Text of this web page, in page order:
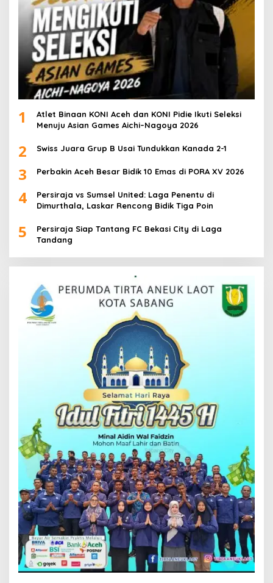
1
Atlet Binaan KONI Aceh dan KONI Pidie Ikuti Seleksi
Menuju Asian Games Aichi–Nagoya 2026
2 Swiss Juara Grup B Usai Tundukkan Kanada 2-1
3 Perbakin Aceh Besar Bidik 10 Emas di PORA XV 2026
4
Persiraja vs Sumsel United: Laga Penentu di
Dimurthala, Laskar Rencong Bidik Tiga Poin
5
Persiraja Siap Tantang FC Bekasi City di Laga
Tandang